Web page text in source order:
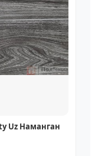
Uz Наманган